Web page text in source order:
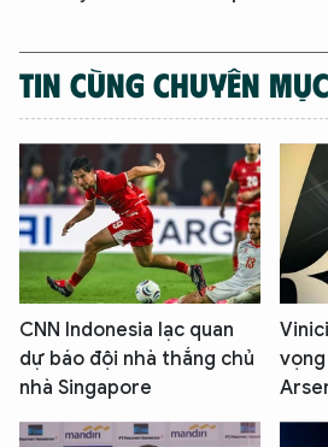
TIN CÙNG CHUYÊN MỤC
CNN Indonesia lạc quan
dự báo đội nhà thắng chủ
nhà Singapore